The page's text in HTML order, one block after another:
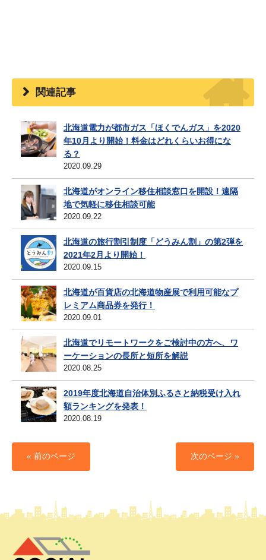
関連記事
北海道電力が都市ガス「ほくでんガス」を2020
年10月より開始！料金はどれくらいお得にな
る？
2020.09.29
北海道がオンライン移住相談窓口を開設！遠隔
地で気軽に移住相談可能
2020.09.22
北海道の旅行割引制度「どうみん割」の第2弾を
2021年2月より開始！
2020.09.15
北海道が百貨店の北海道物産展で利用可能なプ
レミアム商品券を発行！
2020.09.01
北海道でリモートワークをご検討中の方へ、ワ
ーケーションの長所と短所を解説
2020.08.25
2019年度北海道自治体別ふるさと納税受け入れ
額ランキングを発表！
2020.08.19
« 前のページ 次のページ »